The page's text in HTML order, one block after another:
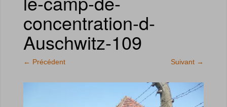
concentration-d-
Auschwitz-109
← Précédent Suivant →